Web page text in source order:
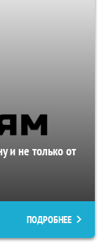
и не только от
ПОДРОБНЕЕ